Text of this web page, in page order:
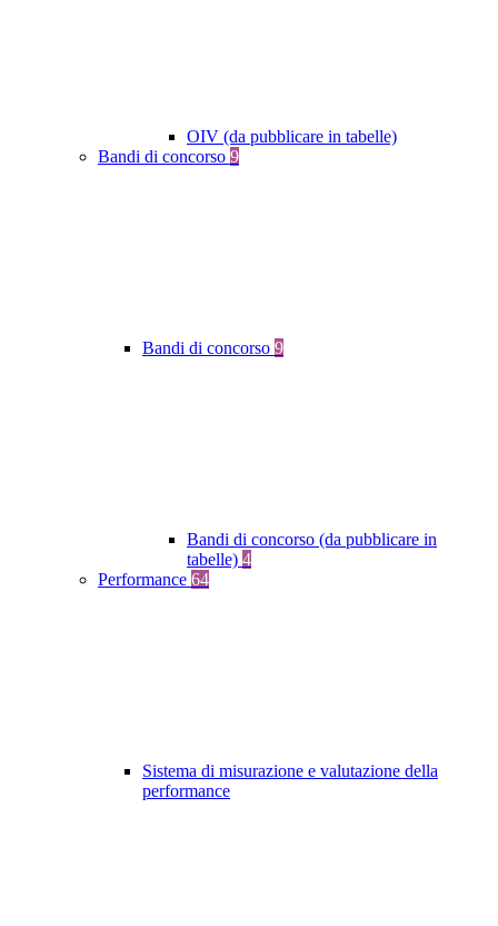
OIV (da pubblicare in tabelle)
Bandi di concorso 9
Bandi di concorso 9
Bandi di concorso (da pubblicare in
tabelle) 4
Performance 64
Sistema di misurazione e valutazione della
performance